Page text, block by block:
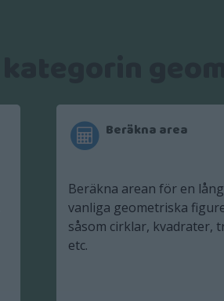
Beräkna area
Beräkna arean för en
vanliga geometriska
såsom cirklar, kvadrater,
etc.